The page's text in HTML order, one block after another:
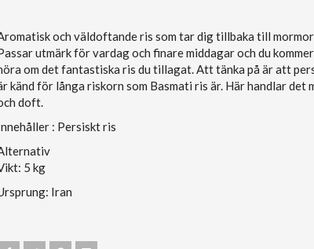
och väldoftande ris som tar dig tillbaka till
utmärk för vardag och finare middagar och du
om det fantastiska ris du tillagat. Att tänka på är att
känd för långa riskorn som Basmati ris är. Här handlar det
doft.
: Persiskt ris
5 kg
Iran